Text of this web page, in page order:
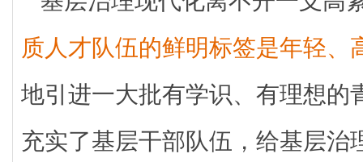
质人才队伍的鲜明标签是年轻、
地引进一大批有学识、有理想的
充实了基层干部队伍，给基层治